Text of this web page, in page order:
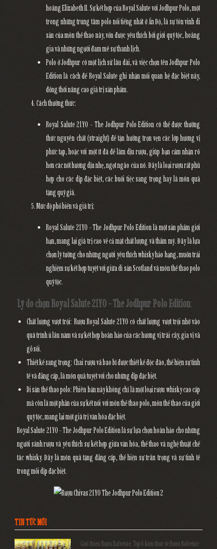
hoàng Elizabeth II. Sự kết hợp của Royal Salute vớiJodhpur Polo, một
trong những trung tâm polo nổi tiếng nhất ở Ấn Độ, là sự tôn vinh di
sản của môn thể thao này, vốn được yêu thích bởi giới quý tộc, hoàng
gia và những người đam mê sự thanh lịch.
Polo ở Jodhpur có một lịch sử lâu dài, và việc chọn tênJodhpur Polo
Edition là cách để Royal Salute ghi nhận mối quan hệ đặc biệt này,
đồng thời nâng cao giá trị sản phẩm.
Cách thưởng thức:
Royal Salute 21YO - The Jodhpur Polo Edition có thể được thưởng
thức nguyên chất (straight) để tận hưởng trọn vẹn các lớp hương vị
phức tạp, hoặc với một ít đá để làm dịu rượu, giúp bạn cảm nhận rõ
hơn các nốt hương dịu nhẹ, ngọt ngào của nó. Đây là loại rượu rất phù
hợp cho các dịp đặc biệt, các buổi tiệc sang trọng hay là món quà
tặng quý giá.
Mức độ phổ biến và giá trị:
Royal Salute 21YO - The Jodhpur Polo Edition là một sản phẩm giới
hạn, mang lại giá trị cao về cả mặt chất lượng và thẩm mỹ. Đây là lựa
chọn lý tưởng cho những người yêu thích whisky hảo hạng, muốn trải
nghiệm sự kết hợp tuyệt vời giữa di sản Scotland và môn thể thao polo
quý tộc.
Lý do chọn Royal Salute 21YO - The Jodhpur Polo Edition:
Chất lượng vượt trội: Rượu Royal Salute 21YO có chất lượng vượt trội nhờ vào
quá trình ủ lâu năm và sự kết hợp hoàn hảo của các hương vị trái cây, gia vị và
gỗ sồi.
Thiết kế sang trọng: Chai rượu và bao bì được thiết kế độc đáo, thể hiện sự tinh
tế và đẳng cấp, là món quà tuyệt vời cho những dịp đặc biệt.
Di sản thể thao polo: Phiên bản này không chỉ là một loại rượu whisky cao cấp
mà còn là một phần của sự kết nối với môn thể thao polo, môn thể thao của giới
quý tộc, mang lại một giá trị văn hóa đặc biệt.
Royal Salute 21YO - The Jodhpur Polo Editionlà sự lựa chọn hoàn hảo cho những
người sành rượu và yêu thích sự kết hợp giữa văn hóa, thể thao và nghệ thuật chế
tác whisky. Đây là món quà tặng đẳng cấp, thể hiện sự trân trọng và sự tinh tế
trong mỗi dịp đặc biệt.
TIN TỨC MỚI
Giới thiệu Rượu Balvenie, Top 6 kiến thức về Rượu Balvenie